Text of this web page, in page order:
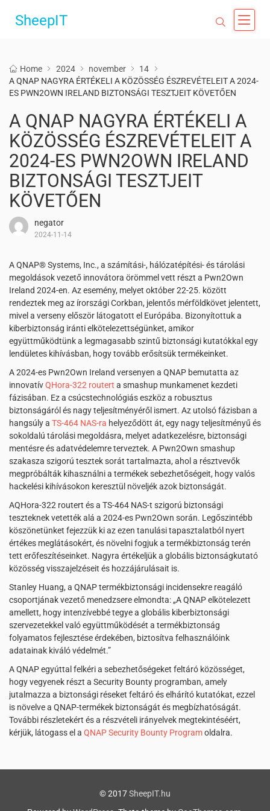
SheepIT
Home 2024 november
14
A QNAP NAGYRA ÉRTÉKELI A KÖZÖSSÉG ÉSZREVÉTELEIT A 2024-
ES PWN2OWN IRELAND BIZTONSÁGI TESZTJEIT KÖVETŐEN
A QNAP NAGYRA ÉRTÉKELI A
KÖZÖSSÉG ÉSZREVÉTELEIT A
2024-ES PWN2OWN IRELAND
BIZTONSÁGI TESZTJEIT
KÖVETŐEN
negator
2024-11-14
A QNAP® Systems, Inc., a számítási-, hálózatépítési- és tárolási
megoldások vezető innovátora örömmel vett részt a Pwn2Own
Ireland 2024-en. Az esemény, melyet október 22-25. között
rendeztek meg az írországi Corkban, jelentős mérföldkövet jelentett,
mivel a verseny először látogatott el Európába. Bizonyítottuk a
kiberbiztonság iránti elkötelezettségünket, amikor
együttműködtünk a legmagasabb szintű biztonsági kutatókkal egy
lendületes kihívásban, hogy tovább erősítsük termékeinket.
A 2024-es Pwn2Own Ireland versenyen a QNAP bemutatta az
innovatívQHora-322 routert a smashup munkamenet kezdeti
fázisában. Ez a csúcstechnológiás eszköz a robusztus
biztonságáról és nagy teljesítményéről ismert. Az utolsó fázisban a
hangsúly a TS-464 NAS-ra helyeződött át, egy nagy teljesítményű és
sokoldalú tárolási megoldásra, melyet adatkezelésre, biztonsági
mentésre és adatvédelemre terveztek. A Pwn2Own smashup
szakasza szigorú tesztek sorát tartalmazta, ahol a résztvevők
megpróbálták kihasználni a termékek sebezhetőségeit, hogy valós
hackelési kihívásokon keresztül növeljék azok biztonságát.
AQHora-322 routert és a TS-464 NAS-t szigorú biztonsági
teszteknek vetették alá a 2024-es Pwn2Own során. Legőszintébb
köszönetünket fejezzük ki az ezen tanulási tapasztalatból nyert
értékes meglátásokért, és növelni fogjuk a termékbiztonság terén
tett erőfeszítéseinket. Nagyra értékeljük a globális biztonságkutató
közösség visszajelzéseit és hozzájárulásait is.
Stanley Huang, a QNAP termékbiztonsági incidensekre reagáló
csoportjának vezető menedzsere elmondta: „A QNAP elkötelezett
amellett, hogy intenzívebbé tegye a globális kiberbiztonsági
szervezetekkel való együttműködését a termékbiztonság
folyamatos fejlesztése érdekében, biztosítva felhasználóink
adatainak kiváló védelmét.”
A QNAP egyúttal felkéri a sebezhetőségeket feltáró közösséget,
hogy vegyenek részt a Security Bounty programban, amely
jutalmazza a biztonsági réseket feltáró és elhárító kutatókat, ezzel
is növelve a QNAP-termékek biztonságát és megbízhatóságát.
További részletekért és a részvételi irányelvek megtekintéséért,
kérjük, látogass el a QNAP Security Bounty Programoldalra.
© 2017SheepIT.hu